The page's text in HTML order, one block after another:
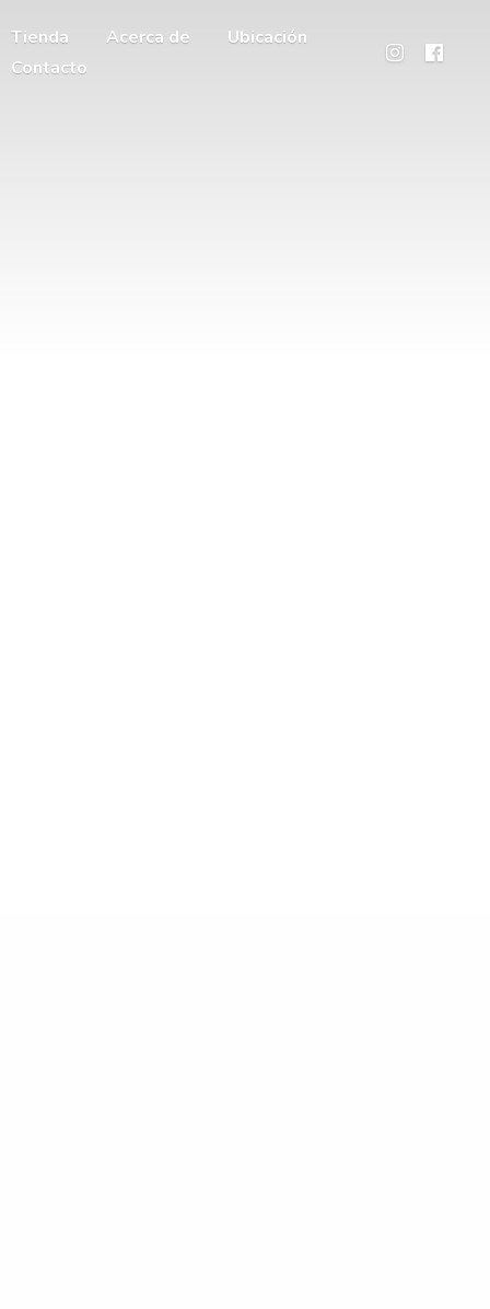
Tienda Acerca de
Ubicación
Contacto